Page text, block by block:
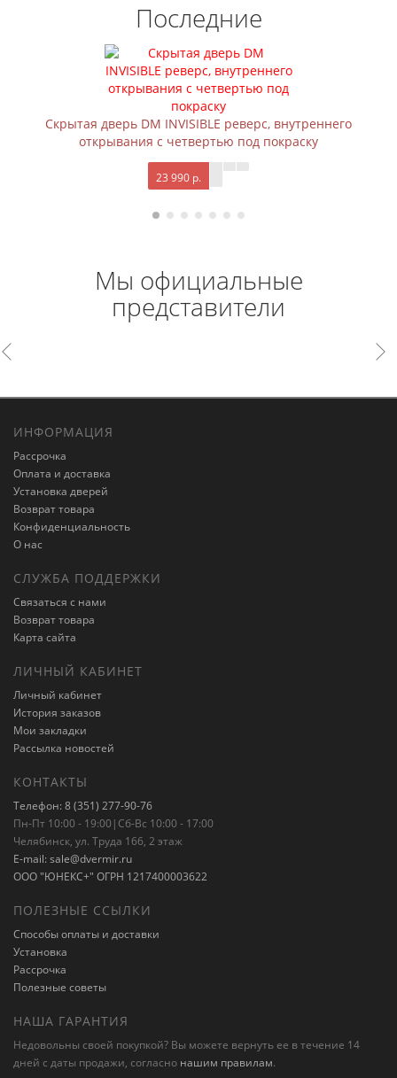
Последние
Скрытая дверь DM INVISIBLE реверс, внутреннего
открывания с четвертью под покраску
23 990 р.
Мы официальные
представители
ИНФОРМАЦИЯ
Рассрочка
Оплата и доставка
Установка дверей
Возврат товара
Конфиденциальность
О нас
СЛУЖБА ПОДДЕРЖКИ
Связаться с нами
Возврат товара
Карта сайта
ЛИЧНЫЙ КАБИНЕТ
Личный кабинет
История заказов
Мои закладки
Рассылка новостей
КОНТАКТЫ
Телефон: 8 (351) 277-90-76
Пн-Пт 10:00 - 19:00|Сб-Вс 10:00 - 17:00
Челябинск, ул. Труда 166, 2 этаж
E-mail: sale@dvermir.ru
ООО "ЮНЕКС+" ОГРН 1217400003622
ПОЛЕЗНЫЕ ССЫЛКИ
Способы оплаты и доставки
Установка
Рассрочка
Полезные советы
НАША ГАРАНТИЯ
Недовольны своей покупкой? Вы можете вернуть ее в течение 14
дней с даты продажи, согласно нашим правилам.